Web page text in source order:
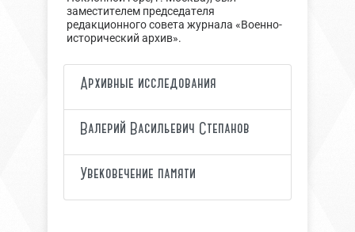
заместителем председателя
редакционного совета журнала «Военно-
исторический архив».
Архивные исследования
Валерий Васильевич Степанов
Увековечение памяти